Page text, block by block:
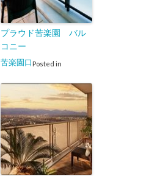
プラウド苦楽園 バル
コニー
Posted in
苦楽園口